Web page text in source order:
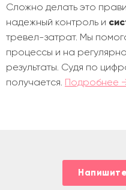
Сложно делать это
надежный контроль и
тревел-затрат. Мы
процессы и на
результаты. Судя по
получается. Подробнее